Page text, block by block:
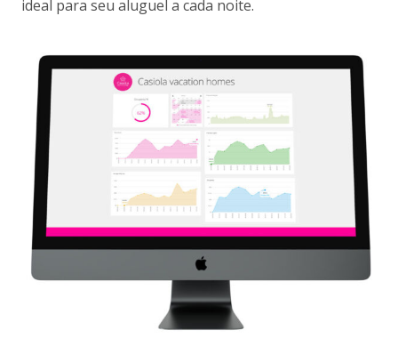
ideal para seu aluguel a cada noite.